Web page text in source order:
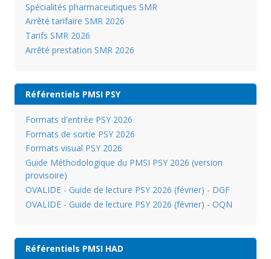
Spécialités pharmaceutiques SMR
Arrêté tarifaire SMR 2026
Tarifs SMR 2026
Arrêté prestation SMR 2026
Référentiels PMSI PSY
Formats d'entrée PSY 2026
Formats de sortie PSY 2026
Formats visual PSY 2026
Guide Méthodologique du PMSI PSY 2026 (version
provisoire)
OVALIDE - Guide de lecture PSY 2026 (février) - DGF
OVALIDE - Guide de lecture PSY 2026 (février) - OQN
Référentiels PMSI HAD